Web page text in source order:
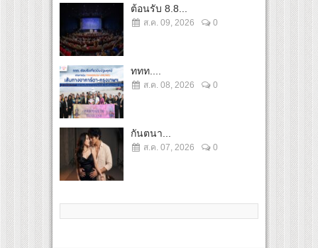
ต้อนรับ 8.8...
ส.ค. 09, 2026 0
ททท....
ส.ค. 08, 2026 0
กันตนา...
ส.ค. 07, 2026 0